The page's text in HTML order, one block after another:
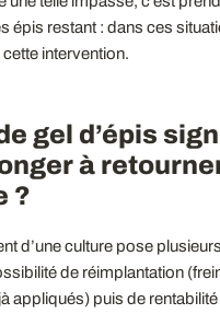
épis restant : dans ces
intervention.
gel d’épis
à
?
d’une culture pose
de réimplantation
appliqués) puis de